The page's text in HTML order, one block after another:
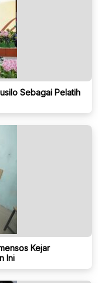
Sebagai Pelatih
Kejar
Ini